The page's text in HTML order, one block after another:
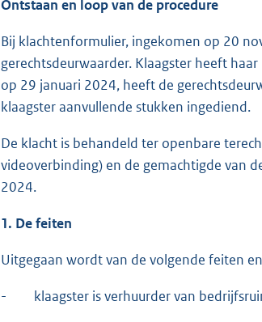
Ontstaan en loop van de procedure
Bij klachtenformulier, ingekomen op 20
gerechtsdeurwaarder. Klaagster heeft
op 29 januari 2024, heeft de
klaagster aanvullende stukken ingediend.
De klacht is behandeld ter openbare
videoverbinding) en de gemachtigde van
2024.
1. De feiten
Uitgegaan wordt van de volgende feiten
- klaagster is verhuurder van